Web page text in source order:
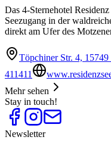
Das 4-Sternehotel
Seezugang in der
direkt am Ufer des
Töpchiner Str. 4,
411411
Mehr sehen
Stay in touch!
Newsletter